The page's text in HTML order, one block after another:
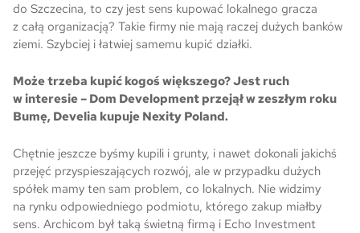
do Szczecina, to czy jest sens kupować lokalnego gracza
z całą organizacją? Takie firmy nie mają raczej dużych banków
ziemi. Szybciej i łatwiej samemu kupić działki.
Może trzeba kupić kogoś większego? Jest ruch
w interesie – Dom Development przejął w zeszłym roku
Bumę, Develia kupuje Nexity Poland.
Chętnie jeszcze byśmy kupili i grunty, i nawet dokonali jakichś
przejęć przyspieszających rozwój, ale w przypadku dużych
spółek mamy ten sam problem, co lokalnych. Nie widzimy
na rynku odpowiedniego podmiotu, którego zakup miałby
sens. Archicom był taką świetną firmą i Echo Investment